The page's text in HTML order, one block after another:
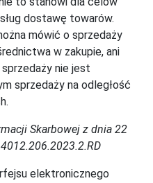
dostawę towarów.
mówić o sprzedaży
w zakupie, ani
nie jest
sprzedaży na odległość
Skarbowej z dnia 22
elektronicznego